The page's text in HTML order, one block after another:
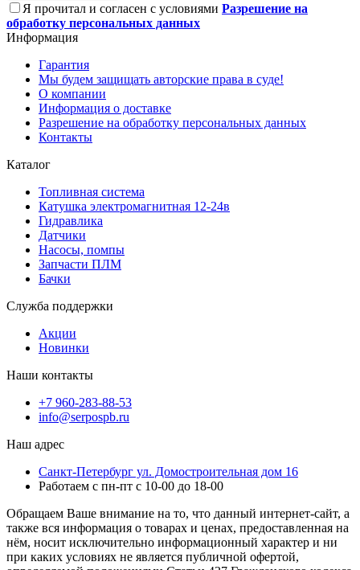
Я прочитал и согласен с условиями Разрешение на
обработку персональных данных
Информация
Гарантия
Мы будем защищать авторские права в суде!
О компании
Информация о доставке
Разрешение на обработку персональных данных
Контакты
Каталог
Топливная система
Катушка электромагнитная 12-24в
Гидравлика
Датчики
Насосы, помпы
Запчасти ПЛМ
Бачки
Служба поддержки
Акции
Новинки
Наши контакты
+7 960-283-88-53
info@serpospb.ru
Наш адрес
Санкт-Петербург ул. Домостроительная дом 16
Работаем с пн-пт с 10-00 до 18-00
Обращаем Ваше внимание на то, что данный интернет-сайт, а
также вся информация о товарах и ценах, предоставленная на
нём, носит исключительно информационный характер и ни
при каких условиях не является публичной офертой,